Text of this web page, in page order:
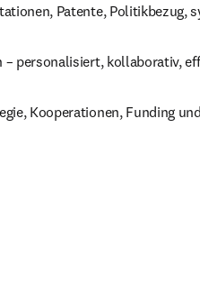
Patente, Politikbezug,
personalisiert, kollaborativ,
Kooperationen, Funding